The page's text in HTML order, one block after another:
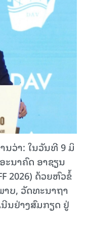
ນວ່າ: ໃນ​ວັນ​ທີ 9 ມິ​
ະ​ນາ​ຄົດ ອາ​ຊຽນ
2026) ດ້ວຍ​ຫົວ​ຂໍ້
ບ, ວັດ​ທະ​ນາ​ຖາ​
ນີນ​ຢ່າງ​ສົມ​ກຽດ ​ຢູ່